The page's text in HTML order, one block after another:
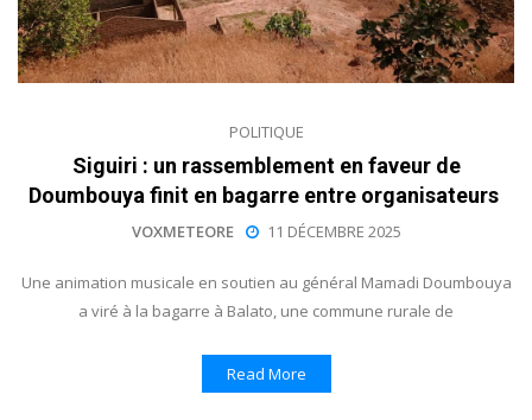
POLITIQUE
Siguiri : un rassemblement en faveur de
Doumbouya finit en bagarre entre organisateurs
VOXMETEORE 11 DÉCEMBRE 2025
Une animation musicale en soutien au général Mamadi Doumbouya
a viré à la bagarre à Balato, une commune rurale de
Read More